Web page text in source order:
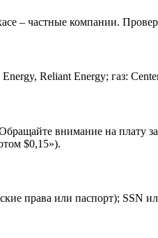
– частные компании.
Reliant Energy; газ:
внимание на плату
$0,15»).
права или паспорт); SSN